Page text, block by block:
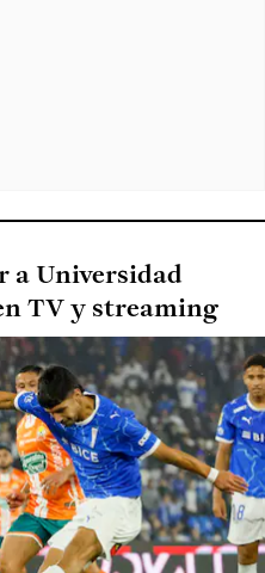
a Universidad
TV y streaming